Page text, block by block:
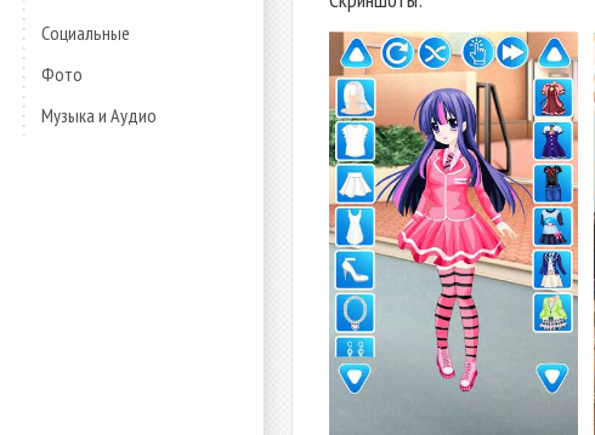
Социальные
Фото
Музыка и Аудио